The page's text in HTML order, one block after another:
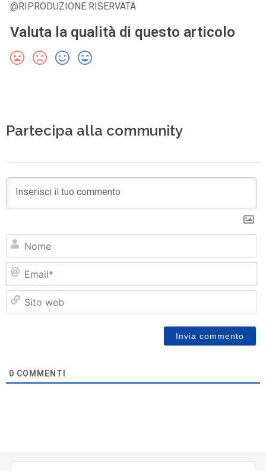
@RIPRODUZIONE RISERVATA
Valuta la qualità di questo articolo
Partecipa alla community
0 COMMENTI